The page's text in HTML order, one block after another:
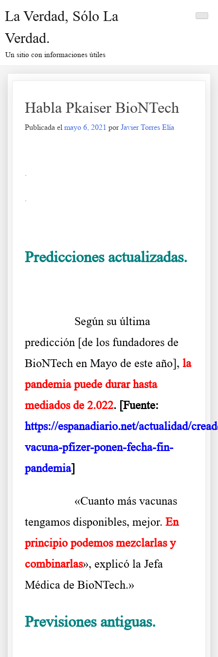
La Verdad, Sólo La
Verdad.
Un sitio con informaciones útiles
Habla Pkaiser BioNTech
Publicada el mayo 6, 2021 porJavier Torres Elía
Predicciones actualizadas.
Según su última
predicción [de los fundadores de
BioNTech en Mayo de este año], la
pandemiapuede durar hasta
mediados de 2.022. [Fuente:
https://espanadiario.net/actualidad/
vacuna-pfizer-ponen-fecha-fin-
pandemia]
«Cuanto más vacunas
tengamos disponibles, mejor. En
principio podemos mezclarlas y
combinarlas», explicó la Jefa
Médica de BioNTech.»
Previsiones antiguas.